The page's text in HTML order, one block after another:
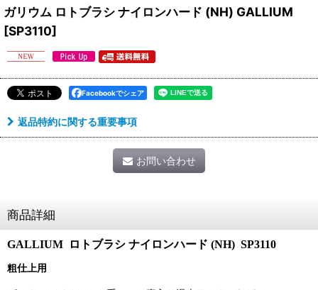
ガリウム ロトブラシ ナイロンハード (NH) GALLIUM
[SP3110]
Facebookでシェア
返品特約に関する重要事項
お問い合わせ
商品詳細
GALLIUM ロトブラシ ナイロンハード (NH) SP3110
粗仕上用